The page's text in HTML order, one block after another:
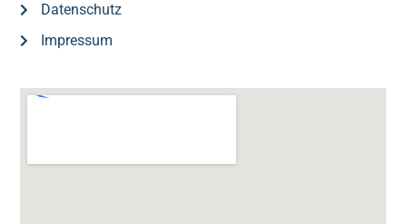
Datenschutz
Impressum